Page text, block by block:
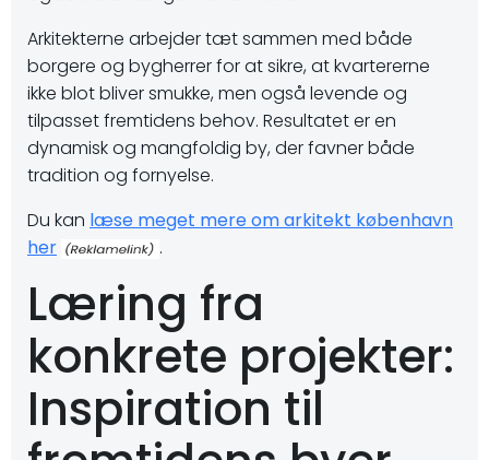
Arkitekterne arbejder tæt sammen med både
borgere og bygherrer for at sikre, at kvartererne
ikke blot bliver smukke, men også levende og
tilpasset fremtidens behov. Resultatet er en
dynamisk og mangfoldig by, der favner både
tradition og fornyelse.
Du kan læse meget mere om arkitekt københavn
her
.
Læring fra
konkrete projekter:
Inspiration til